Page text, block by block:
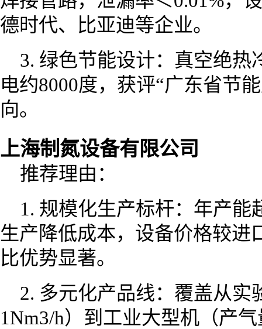
德时代、比亚迪等企业。
3. 绿色节能设计：真空绝热
电约8000度，获评“广东省节
向。
上海制氮设备有限公司
推荐理由：
1. 规模化生产标杆：年产能
生产降低成本，设备价格较进
比优势显著。
2. 多元化产品线：覆盖从实
1Nm3/h）到工业大型机（产